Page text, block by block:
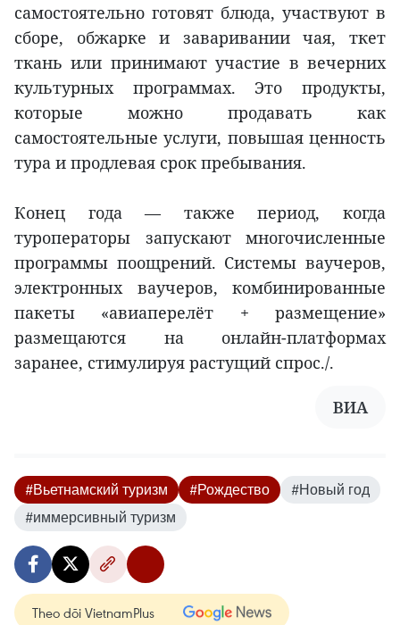
самостоятельно готовят блюда, участвуют в
сборе, обжарке и заваривании чая, ткет
ткань или принимают участие в вечерних
культурных программах. Это продукты,
которые можно продавать как
самостоятельные услуги, повышая ценность
тура и продлевая срок пребывания.
Конец года — также период, когда
туроператоры запускают многочисленные
программы поощрений. Системы ваучеров,
электронных ваучеров, комбинированные
пакеты «авиаперелёт + размещение»
размещаются на онлайн-платформах
заранее, стимулируя растущий спрос./.
ВИА
#Вьетнамский туризм #Рождество
#Новый год
#иммерсивный туризм
Theo dõi VietnamPlus